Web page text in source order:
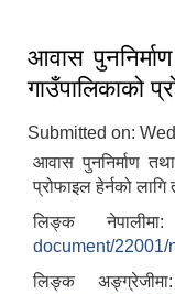
आवास
गाउँपालिकाको
Submitted on:
आवास पुननिर्माण
प्रोफाइल हेर्नको
लिङ्क
document/22001/
लिङ्क